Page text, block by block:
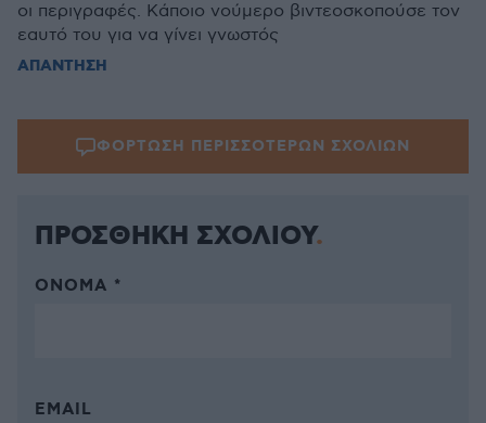
οι περιγραφές. Κάποιο νούμερο βιντεοσκοπούσε τον
εαυτό του για να γίνει γνωστός
ΑΠΑΝΤΗΣΗ
ΦΟΡΤΩΣΗ ΠΕΡΙΣΣΟΤΕΡΩΝ ΣΧΟΛΙΩΝ
ΠΡΟΣΘΗΚΗ ΣΧΟΛΙΟΥ
ΌΝΟΜΑ *
EMAIL